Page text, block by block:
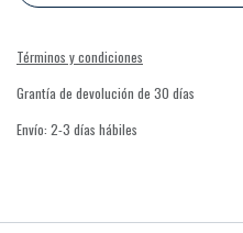
Términos y condiciones
Grantía de devolución de 30 días
Envío: 2-3 días hábiles